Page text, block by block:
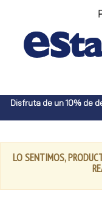
Disfruta de un 10% de
LO SENTIMOS,